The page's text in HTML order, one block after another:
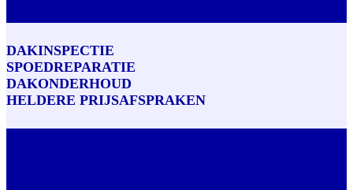
DAKINSPECTIE
SPOEDREPARATIE
DAKONDERHOUD
HELDERE PRIJSAFSPRAKEN